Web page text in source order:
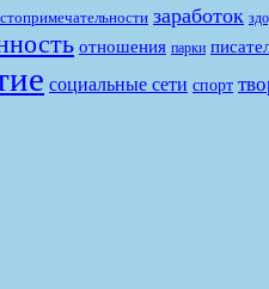
заработок
отношения парки
социальные сети спорт